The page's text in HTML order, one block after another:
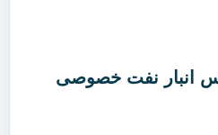
انبار نفت خصوصی